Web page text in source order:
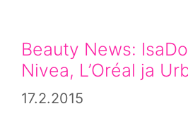
Beauty News:
Nivea, L’Oréal ja
17.2.2015